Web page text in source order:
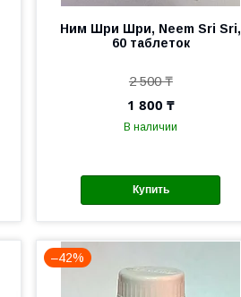
Ним Шри Шри, Neem Sri Sri,
60 таблеток
2 500 ₸
1 800 ₸
В наличии
Купить
–42%